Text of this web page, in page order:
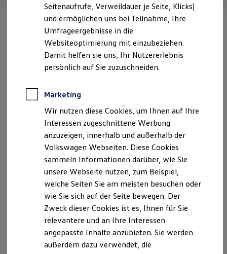
Anpfiff zum Gewinn
Elektromobilität
Elektroautos
ID. Tutorials
Elektrofahrzeugkonzepte
ID. EVERY1
Reichweite
Rekuperation
Laden unterwegs
Laden Zuhause
Ladestationen finden
Ladezeitensimulator
Batterie
Sicherheit
Nachhaltigkeit
Technologie
Kosten und Kauf
Kaufoptionen
E-Auto-Förderung
Software und Konnektivität
Die ID. Software 6
ID. Software Versionen und Updates
Ihrenächsten
Schritte
Servicetermin buchen
Serviceanfrage stellen
Ihre Ansprechpartner
Seitenaufrufe, Verweildauer je Seite, Klicks)
und ermöglichen uns bei Teilnahme, Ihre
Umfrageergebnisse in die
Websiteoptimierung mit einzubeziehen.
Damit helfen sie uns, Ihr Nutzererlebnis
persönlich auf Sie zuzuschneiden.
Marketing
Wir nutzen diese Cookies, um Ihnen auf Ihre
Interessen zugeschnittene Werbung
anzuzeigen, innerhalb und außerhalb der
Volkswagen Webseiten. Diese Cookies
sammeln Informationen darüber, wie Sie
unsere Webseite nutzen, zum Beispiel,
welche Seiten Sie am meisten besuchen oder
wie Sie sich auf der Seite bewegen. Der
Zweck dieser Cookies ist es, Ihnen für Sie
relevantere und an Ihre Interessen
angepasste Inhalte anzubieten. Sie werden
außerdem dazu verwendet, die